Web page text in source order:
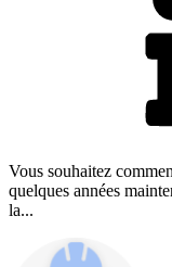
Vous souhaitez
quelques années
la...